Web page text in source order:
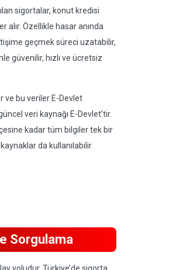
sigortalar, konut kredisi
alır. Özellikle hasar anında
geçmek süreci uzatabilir,
güvenilir, hızlı ve ücretsiz
ve bu veriler E-Devlet
veri kaynağı E-Devlet’tir.
kadar tüm bilgiler tek bir
da kullanılabilir.
Sorgulama